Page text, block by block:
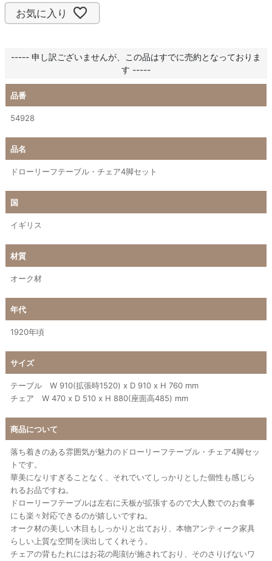
お気に入り
----- 申し訳ございませんが、この品はすでに売約となっておりま
す -----
品番
54928
品名
ドローリーフテーブル・チェア4脚セット
国
イギリス
材質
オーク材
年代
1920年頃
サイズ
テーブル W 910(拡張時1520) x D 910 x H 760 mm
チェア W 470 x D 510 x H 880(座面高485) mm
商品について
落ち着きのある雰囲気が魅力のドローリーフテーブル・チェア4脚セッ
トです。
華美になりすぎることなく、それでいてしっかりとした個性も感じら
れるお品ですね。
ドローリーフテーブルは左右に天板が拡張するので大人数でのお食事
にも楽々対応できるのが嬉しいですね。
オーク材の美しい木目もしっかりと出ており、本物アンティーク家具
らしい上質な空間を演出してくれそう。
チェアの背もたれにはお花の彫刻が施されており、そのさりげないワ